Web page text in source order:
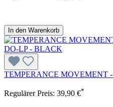
In den Warenkorb
TEMPERANCE MOVEMENT -
Regulärer Preis: 39,90 €*